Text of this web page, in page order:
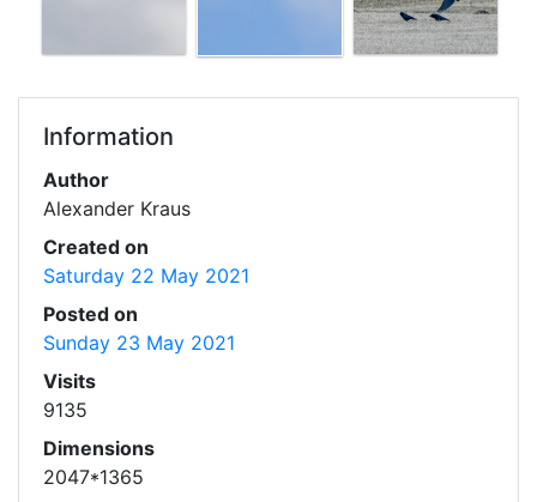
Information
Author
Alexander Kraus
Created on
Saturday 22 May 2021
Posted on
Sunday 23 May 2021
Visits
9135
Dimensions
2047*1365